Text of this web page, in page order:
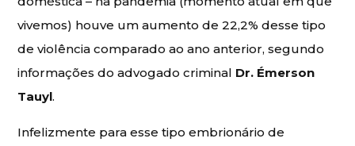
vivemos) houve um aumento de 22,2% desse tipo
de violência comparado ao ano anterior, segundo
informações do advogado criminal Dr. Émerson
Tauyl.
Infelizmente para esse tipo embrionário de